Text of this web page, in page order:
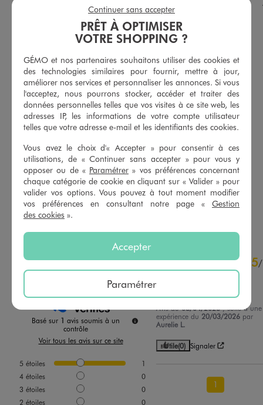
Tee-shirt à manches courtes en maille côtelée bébé fille
3,99 €
5/5 de moyenne
(55 avis)
AJOUTER
Tee-shirt manches courtes avec haut brodé bébé fille
5,99 €
5/5 de moyenne
(2 avis)
5/5
Basé sur 1 avis soumis à un
contrôle
Voir tous les avis sur ce site
5 étoiles
1
4 étoiles
0
3 étoiles
0
2 étoiles
0
5/
Avis vérifié et récompensé
Avis du08/04/2026 , suite à une
expérience du 20/03/2026 par
Aurelie L.
Utile(0) Signaler
1
PRÊT À OPTIMISER
VOTRE SHOPPING ?
GÉMO et nos partenaires souhaitons utiliser des cookies et
des technologies similaires pour fournir, mettre à jour,
améliorer nos services et personnaliser les annonces. Si vous
l'acceptez, nous pourrons stocker, accéder et traiter des
données personnelles telles que vos visites à ce site web, les
adresses IP, les informations de votre compte utilisateur
telles que votre adresse e-mail et les identifiants des cookies.
Vous avez le choix d'« Accepter » pour consentir à ces
utilisations, de « Continuer sans accepter » pour vous y
opposer ou de « Paramétrer » vos préférences concernant
chaque catégorie de cookie en cliquant sur « Valider » pour
valider vos options. Vous pouvez à tout moment modifier
vos préférences en consultant notre page « Gestion
des cookies ».
Accepter
Paramétrer
Continuer sans accepter